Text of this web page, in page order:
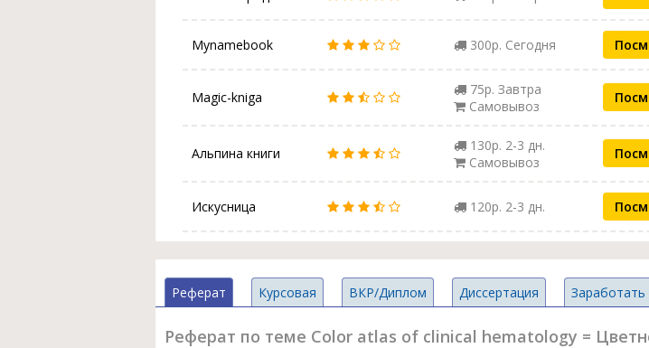
Mynamebook 300р. Сегодня
Magic-kniga
75р. Завтра
Самовывоз
Альпина книги
130р. 2-3 дн.
Самовывоз
Искусница 120р. 2-3 дн.
Реферат Курсовая ВКР/Диплом Диссертация Заработать
Реферат по теме Color atlas of clinical hematology =